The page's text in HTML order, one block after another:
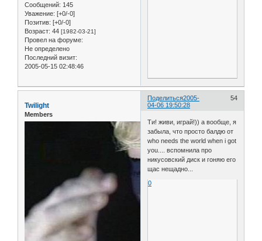
Сообщений: 145
Уважение: [+0/-0]
Позитив: [+0/-0]
Возраст: 44 [1982-03-21]
Провел на форуме:
Не определено
Последний визит:
2005-05-15 02:48:46
Поделиться 54
2005-
04-06 19:50:28
Twilight
Members
Ти! живи, играй!)) а вообще, я
забыла, что просто балдю от
who needs the world when i got
you.... вспомнила про
никусовский диск и гоняю его
щас нещадно...
0